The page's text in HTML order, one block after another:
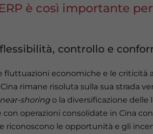
è così importante
controllo e
fluttuazioni economiche e le criticità
rimane risoluta sulla sua strada
near-shoringo la diversificazione delle
con operazioni consolidate in Cina
riconoscono le opportunità e gli